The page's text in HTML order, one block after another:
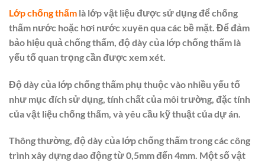
Lớp chống thấm là lớp vật liệu được sử dụng để chống
thấm nước hoặc hơi nước xuyên qua các bề mặt. Để đảm
bảo hiệu quả chống thấm, độ dày của lớp chống thấm là
yếu tố quan trọng cần được xem xét.
Độ dày của lớp chống thấm phụ thuộc vào nhiều yếu tố
như mục đích sử dụng, tính chất của môi trường, đặc tính
của vật liệu chống thấm, và yêu cầu kỹ thuật của dự án.
Thông thường, độ dày của lớp chống thấm trong các công
trình xây dựng dao động từ 0,5mm đến 4mm. Một số vật